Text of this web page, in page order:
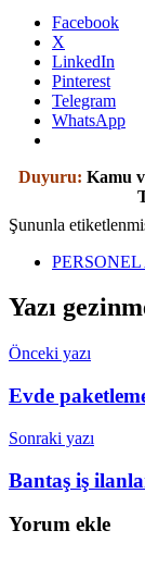
Facebook
X
LinkedIn
Pinterest
Telegram
WhatsApp
Duyuru: Kamu
Şununla
Yazı
Önceki yazı
Evde
Sonraki yazı
Bantaş iş
Yorum ekle